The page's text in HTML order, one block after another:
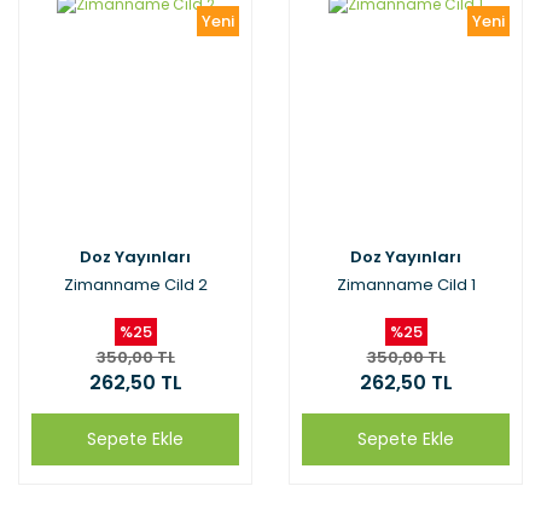
Yeni
Doz Yayınları
Zimanname Cild 2
%25
350,00 TL
262,50 TL
Sepete Ekle
Yeni
Doz Yayınları
Zimanname Cild 1
%25
350,00 TL
262,50 TL
Sepete Ekle